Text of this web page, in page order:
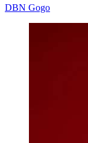
DBN Gogo